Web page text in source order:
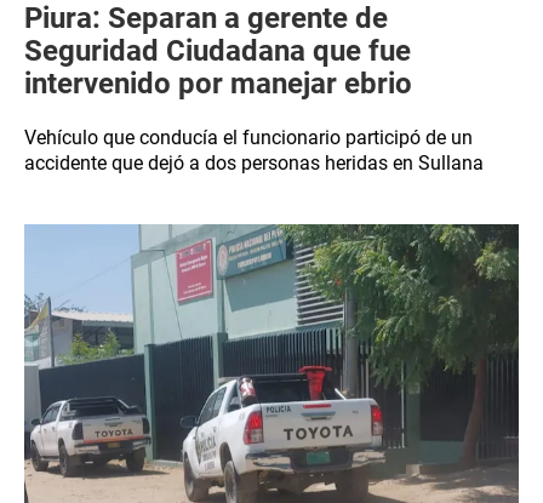
Piura: Separan a gerente de
Seguridad Ciudadana que fue
intervenido por manejar ebrio
Vehículo que conducía el funcionario participó de un
accidente que dejó a dos personas heridas en Sullana